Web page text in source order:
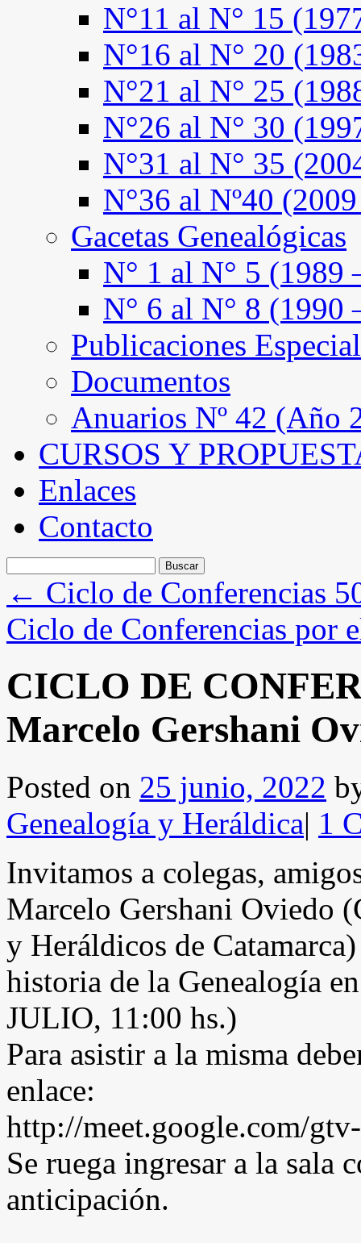
N°11 al N° 15
N°16 al N° 20
N°21 al N° 25
N°26 al N° 30
N°31 al N° 35
N°36 al Nº40
Gacetas Genealógicas
N° 1 al N° 5 (1989
N° 6 al N° 8 (1990
Publicaciones
Documentos
Anuarios Nº 42 (Año
CURSOS Y
Enlaces
Contacto
← Ciclo de Conferencias
Ciclo de Conferencias por
CICLO DE
Marcelo Gershani
Posted on 25 junio, 2022
Genealogía y Heráldica| 1
Invitamos a colegas,
Marcelo Gershani Oviedo
y Heráldicos de
historia de la Genealogía
JULIO, 11:00 hs.)
Para asistir a la misma
enlace:
http://meet.google.com/
Se ruega ingresar a la sala
anticipación.